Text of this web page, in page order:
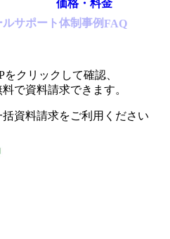
価格・料金
ルサポート体制 事例FAQ
クリックして確認、
で資料請求できます。
資料請求をご利用ください